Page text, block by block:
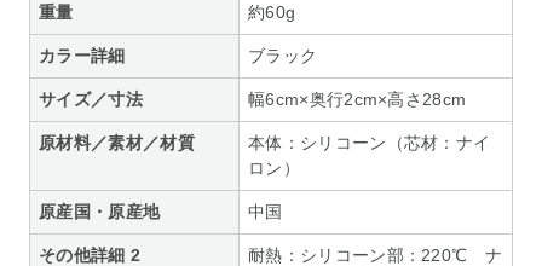
重量 約60g
カラー詳細 ブラック
サイズ／寸法 幅6cm×奥行2cm×高さ28cm
原材料／素材／材質
本体：シリコーン（芯材：ナイ
ロン）
原産国・原産地 中国
その他詳細 2
耐熱：シリコーン部：220℃ ナ